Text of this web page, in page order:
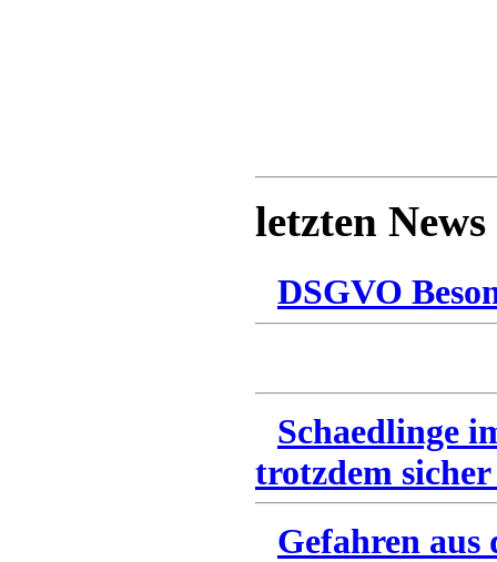
letzten News
DSGVO
Schaedlinge
trotzdem
Gefahren